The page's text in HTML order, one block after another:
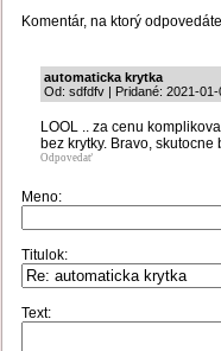
Komentár, na ktorý
automaticka krytka
Od: sdfdfv | Pridané: 2021-
LOOL .. za cenu
bez krytky. Bravo,
Odpovedať
Meno:
Titulok:
Text: